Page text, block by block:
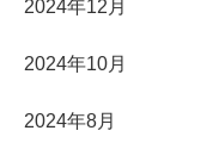
2024年12月
2024年10月
2024年8月